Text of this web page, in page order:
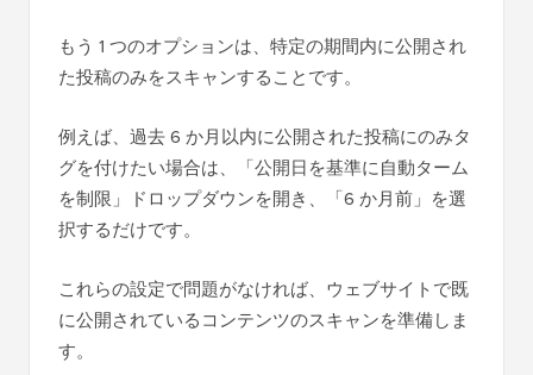
もう 1 つのオプションは、特定の期間内に公開され
た投稿のみをスキャンすることです。
例えば、過去 6 か月以内に公開された投稿にのみタ
グを付けたい場合は、「公開日を基準に自動ターム
を制限」ドロップダウンを開き、「6 か月前」を選
択するだけです。
これらの設定で問題がなければ、ウェブサイトで既
に公開されているコンテンツのスキャンを準備しま
す。